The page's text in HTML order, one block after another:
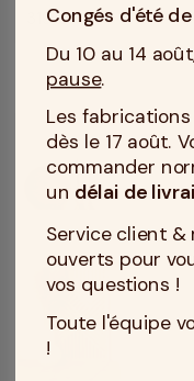
Prix
319 €
Congés d'été
Du 10 au 14
pause.
Les
dès le 17 août.
commander
un délai de
Service client &
ouverts pour
vos questions !
Toute l'équipe
!